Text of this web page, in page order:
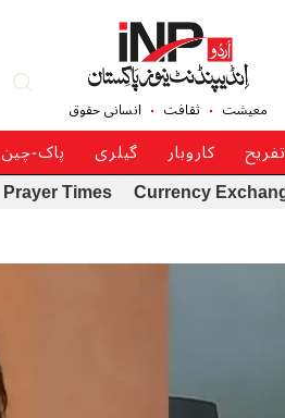
معیشت ثقافت انسانی حقوق
تفریح کاروبار گیلری پاک-چین
Currency
Prayer Times